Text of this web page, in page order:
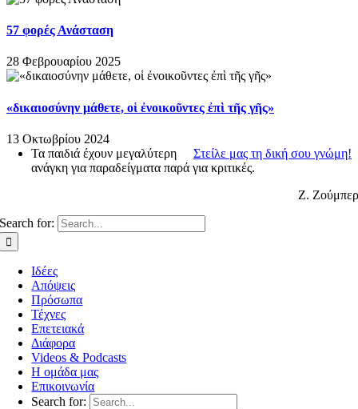
57 φορές Ανάσταση
28 Φεβρουαρίου 2025
«δικαιοσύνην μάθετε, οἱ ἐνοικοῦντες ἐπὶ τῆς γῆς»
13 Οκτωβρίου 2024
Στείλε μας τη δική σου γνώμη!
Τα παιδιά έχουν μεγαλύτερη
ανάγκη για παραδείγματα παρά για κριτικές.
Ζ. Ζούμπερ
Search for:
Ιδέες
Απόψεις
Πρόσωπα
Τέχνες
Επετειακά
Διάφορα
Videos & Podcasts
Η ομάδα μας
Επικοινωνία
Search for: